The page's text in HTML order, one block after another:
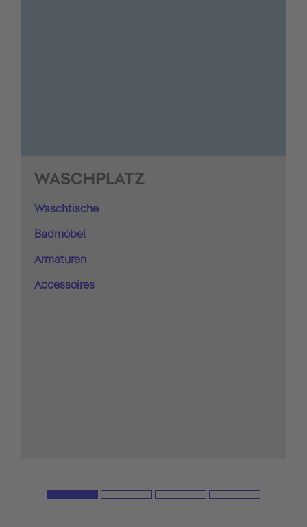
WASCHPLATZ
Waschtische
Badmöbel
Armaturen
Accessoires